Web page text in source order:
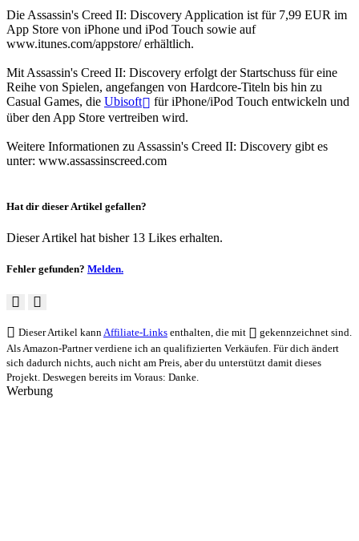
Die Assassin's Creed II: Discovery Application ist für 7,99 EUR im
App Store von iPhone und iPod Touch sowie auf
www.itunes.com/appstore/ erhältlich.
Mit Assassin's Creed II: Discovery erfolgt der Startschuss für eine
Reihe von Spielen, angefangen von Hardcore-Titeln bis hin zu
Casual Games, die Ubisoft
für iPhone/iPod Touch entwickeln und
über den App Store vertreiben wird.
Weitere Informationen zu Assassin's Creed II: Discovery gibt es
unter: www.assassinscreed.com
Hat dir dieser Artikel gefallen?
Dieser Artikel hat bisher 13 Likes erhalten.
Fehler gefunden? Melden.
Dieser Artikel kann Affiliate-Links enthalten, die mit
gekennzeichnet sind.
Als Amazon-Partner verdiene ich an qualifizierten Verkäufen. Für dich ändert
sich dadurch nichts, auch nicht am Preis, aber du unterstützt damit dieses
Projekt. Deswegen bereits im Voraus: Danke.
Werbung